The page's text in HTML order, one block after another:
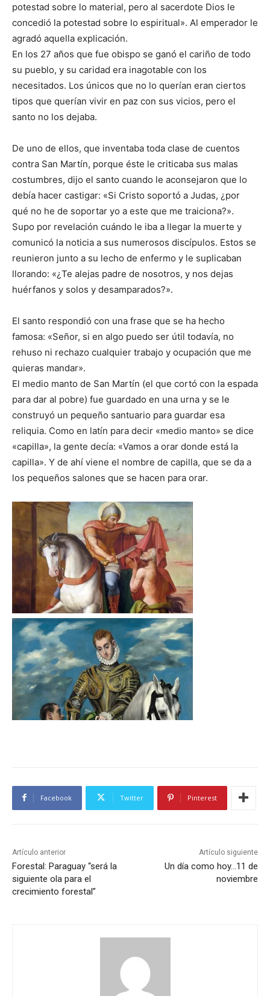
potestad sobre lo material, pero al sacerdote Dios le
concedió la potestad sobre lo espiritual». Al emperador le
agradó aquella explicación.
En los 27 años que fue obispo se ganó el cariño de todo
su pueblo, y su caridad era inagotable con los
necesitados. Los únicos que no lo querían eran ciertos
tipos que querían vivir en paz con sus vicios, pero el
santo no los dejaba.
De uno de ellos, que inventaba toda clase de cuentos
contra San Martín, porque éste le criticaba sus malas
costumbres, dijo el santo cuando le aconsejaron que lo
debía hacer castigar: «Si Cristo soportó a Judas, ¿por
qué no he de soportar yo a este que me traiciona?».
Supo por revelación cuándo le iba a llegar la muerte y
comunicó la noticia a sus numerosos discípulos. Estos se
reunieron junto a su lecho de enfermo y le suplicaban
llorando: «¿Te alejas padre de nosotros, y nos dejas
huérfanos y solos y desamparados?».
El santo respondió con una frase que se ha hecho
famosa: «Señor, si en algo puedo ser útil todavía, no
rehuso ni rechazo cualquier trabajo y ocupación que me
quieras mandar».
El medio manto de San Martín (el que cortó con la espada
para dar al pobre) fue guardado en una urna y se le
construyó un pequeño santuario para guardar esa
reliquia. Como en latín para decir «medio manto» se dice
«capilla», la gente decía: «Vamos a orar donde está la
capilla». Y de ahí viene el nombre de capilla, que se da a
los pequeños salones que se hacen para orar.
Facebook Twitter Pinterest
Artículo anterior
Forestal: Paraguay “será la
siguiente ola para el
crecimiento forestal”
Artículo siguiente
Un día como hoy…11 de
noviembre